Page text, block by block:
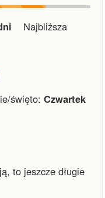
Najbliższa
święto: Czwartek
to jeszcze długie